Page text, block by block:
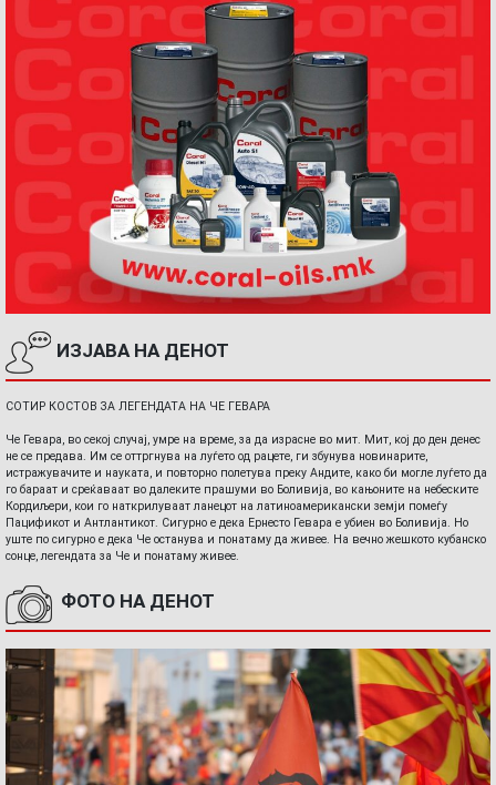
ИЗЈАВА НА ДЕНОТ
СОТИР КОСТОВ ЗА ЛЕГЕНДАТА НА ЧЕ ГЕВАРА
Че Гевара, во секој случај, умре на време, за да израсне во мит. Мит, кој до ден денес
не се предава. Им се оттргнува на луѓето од рацете, ги збунува новинарите,
истражувачите и науката, и повторно полетува преку Андите, како би могле луѓето да
го бараат и среќаваат во далеките прашуми во Боливија, во кањоните на небеските
Кордиљери, кои го наткрилуваат ланецот на латиноамерикански земји помеѓу
Пацификот и Антлантикот. Сигурно е дека Ернесто Гевара е убиен во Боливија. Но
уште по сигурно е дека Че останува и понатаму да живее. На вечно жешкото кубанско
сонце, легендата за Че и понатаму живее.
ФОТО НА ДЕНОТ